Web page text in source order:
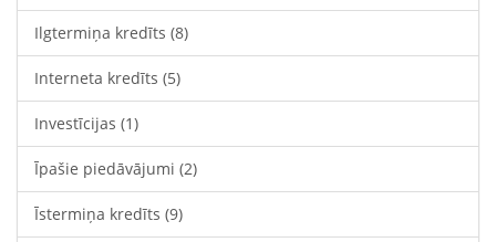
Ilgtermiņa kredīts (8)
Interneta kredīts (5)
Investīcijas (1)
Īpašie piedāvājumi (2)
Īstermiņa kredīts (9)